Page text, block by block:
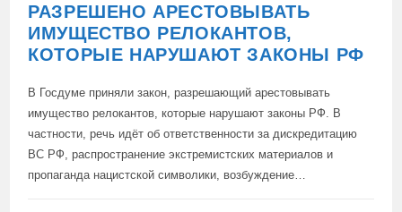
РАЗРЕШЕНО АРЕСТОВЫВАТЬ
ИМУЩЕСТВО РЕЛОКАНТОВ,
КОТОРЫЕ НАРУШАЮТ ЗАКОНЫ РФ
В Госдуме приняли закон, разрешающий арестовывать
имущество релокантов, которые нарушают законы РФ. В
частности, речь идёт об ответственности за дискредитацию
ВС РФ, распространение экстремистских материалов и
пропаганда нацистской символики, возбуждение…